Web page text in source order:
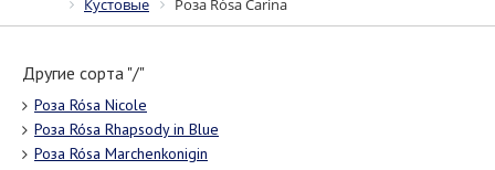
Кустовые
Роза Rósa Carina
Другие сорта "/"
Роза Rósa Nicole
Роза Rósa Rhapsody in Blue
Роза Rósa Marchenkonigin